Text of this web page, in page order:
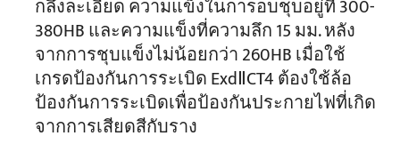
กลึงละเอียด ความแข็งในการอบชุบอยู่ที่ 300-
380HB และความแข็งที่ความลึก 15 มม. หลัง
จากการชุบแข็งไม่น้อยกว่า 260HB เมื่อใช้
เกรดป้องกันการระเบิด ExdⅡCT4 ต้องใช้ล้อ
ป้องกันการระเบิดเพื่อป้องกันประกายไฟที่เกิด
จากการเสียดสีกับราง